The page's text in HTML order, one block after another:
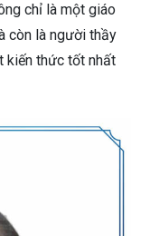
chỉ là một giáo
còn là người thầy
kiến thức tốt nhất